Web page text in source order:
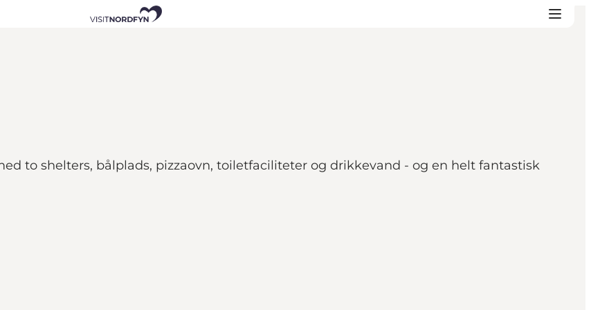
to shelters, bålplads, pizzaovn, toiletfaciliteter og drikkevand - og en helt fantastisk